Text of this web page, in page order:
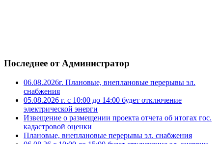
Последнее от Администратор
06.08.2026г. Плановые, внеплановые перерывы эл.
снабжения
05.08.2026 г. с 10:00 до 14:00 будет отключение
электрической энерги
Извещение о размещении проекта отчета об итогах гос.
кадастровой оценки
Плановые, внеплановые перерывы эл. снабжения